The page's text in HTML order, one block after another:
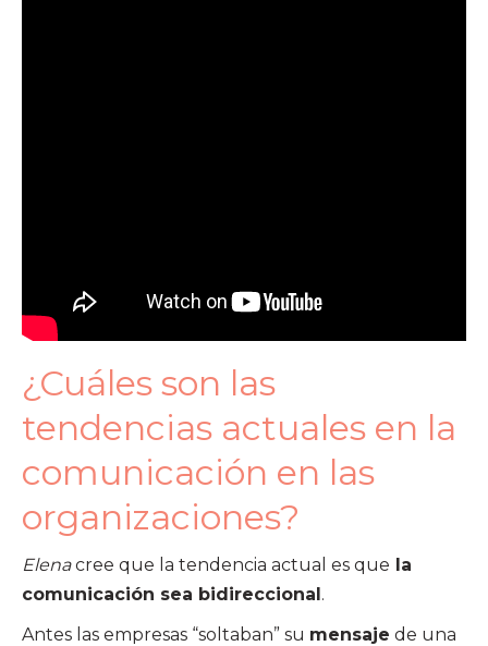
¿Cuáles son las
tendencias actuales en la
comunicación en las
organizaciones?
Elenacree que la tendencia actual es que la
comunicación sea bidireccional.
Antes las empresas “soltaban” su mensaje de una